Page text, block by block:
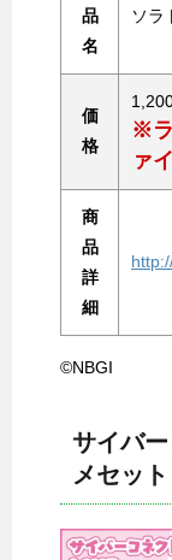
品
名
ソラ
価
格
※
ァ
商
品
詳
細
©NBGI
サイバ
メセット